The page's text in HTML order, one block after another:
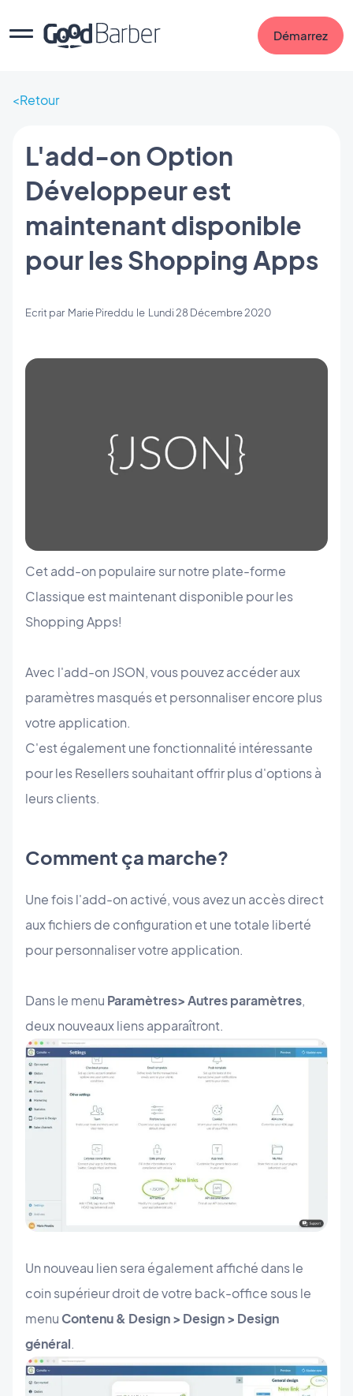
Démarrez
Retour
L'add-on Option
Développeur est
maintenant disponible
pour les Shopping Apps
Ecrit par Marie Pireddu le Lundi 28 Décembre 2020
Cet add-on populaire sur notre plate-forme
Classique est maintenant disponible pour les
Shopping Apps!
Avec l'add-on JSON, vous pouvez accéder aux
paramètres masqués et personnaliser encore plus
votre application.
C'est également une fonctionnalité intéressante
pour les Resellers souhaitant offrir plus d'options à
leurs clients.
Comment ça marche?
Une fois l'add-on activé, vous avez un accès direct
aux fichiers de configuration et une totale liberté
pour personnaliser votre application.
Dans le menu Paramètres> Autres paramètres,
deux nouveaux liens apparaîtront.
Un nouveau lien sera également affiché dans le
coin supérieur droit de votre back-office sous le
menuContenu & Design > Design > Design
général.